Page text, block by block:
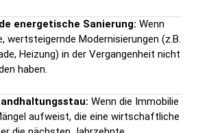
energetische Sanierung: Wenn
wertsteigernde Modernisierungen (z.B.
Heizung) in der Vergangenheit nicht
haben.
Wenn die Immobilie
aufweist, die eine wirtschaftliche